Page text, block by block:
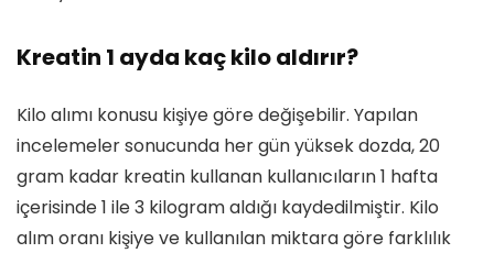
Kreatin 1 ayda kaç kilo aldırır?
Kilo alımı konusu kişiye göre değişebilir. Yapılan
incelemeler sonucunda her gün yüksek dozda, 20
gram kadar kreatin kullanan kullanıcıların 1 hafta
içerisinde 1 ile 3 kilogram aldığı kaydedilmiştir. Kilo
alım oranı kişiye ve kullanılan miktara göre farklılık